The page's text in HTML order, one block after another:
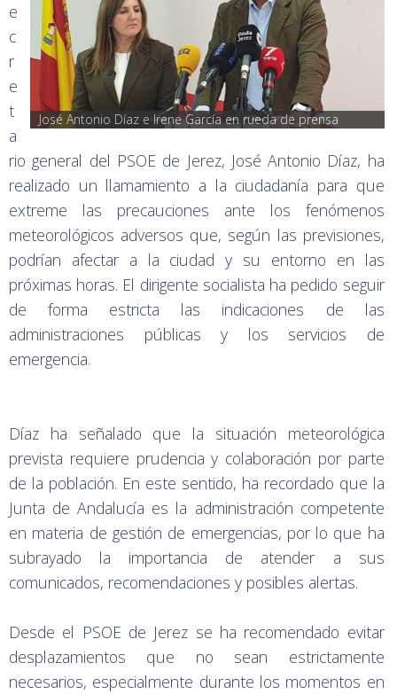
José Antonio Díaz e Irene García en rueda de prensa
e
c
r
e
t
a
rio general del PSOE de Jerez, José Antonio Díaz, ha
realizado un llamamiento a la ciudadanía para que
extreme las precauciones ante los fenómenos
meteorológicos adversos que, según las previsiones,
podrían afectar a la ciudad y su entorno en las
próximas horas. El dirigente socialista ha pedido seguir
de forma estricta las indicaciones de las
administraciones públicas y los servicios de
emergencia.
Díaz ha señalado que la situación meteorológica
prevista requiere prudencia y colaboración por parte
de la población. En este sentido, ha recordado que la
Junta de Andalucía es la administración competente
en materia de gestión de emergencias, por lo que ha
subrayado la importancia de atender a sus
comunicados, recomendaciones y posibles alertas.
Desde el PSOE de Jerez se ha recomendado evitar
desplazamientos que no sean estrictamente
necesarios, especialmente durante los momentos en